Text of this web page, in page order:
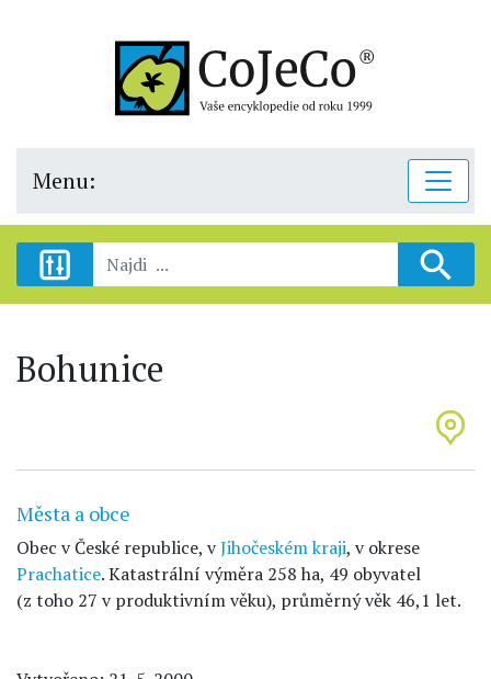
Menu:
Bohunice
Města a obce
Obec v České republice, vJihočeském kraji, v okrese
Prachatice. Katastrální výměra 258 ha, 49 obyvatel
(z toho 27 v produktivním věku), průměrný věk 46,1 let.